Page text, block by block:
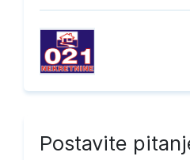
Postavite